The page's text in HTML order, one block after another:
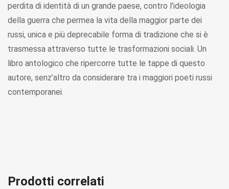
perdita di identità di un grande paese, contro l’ideologia
della guerra che permea la vita della maggior parte dei
russi, unica e più deprecabile forma di tradizione che si è
trasmessa attraverso tutte le trasformazioni sociali. Un
libro antologico che ripercorre tutte le tappe di questo
autore, senz’altro da considerare tra i maggiori poeti russi
contemporanei.
Prodotti correlati